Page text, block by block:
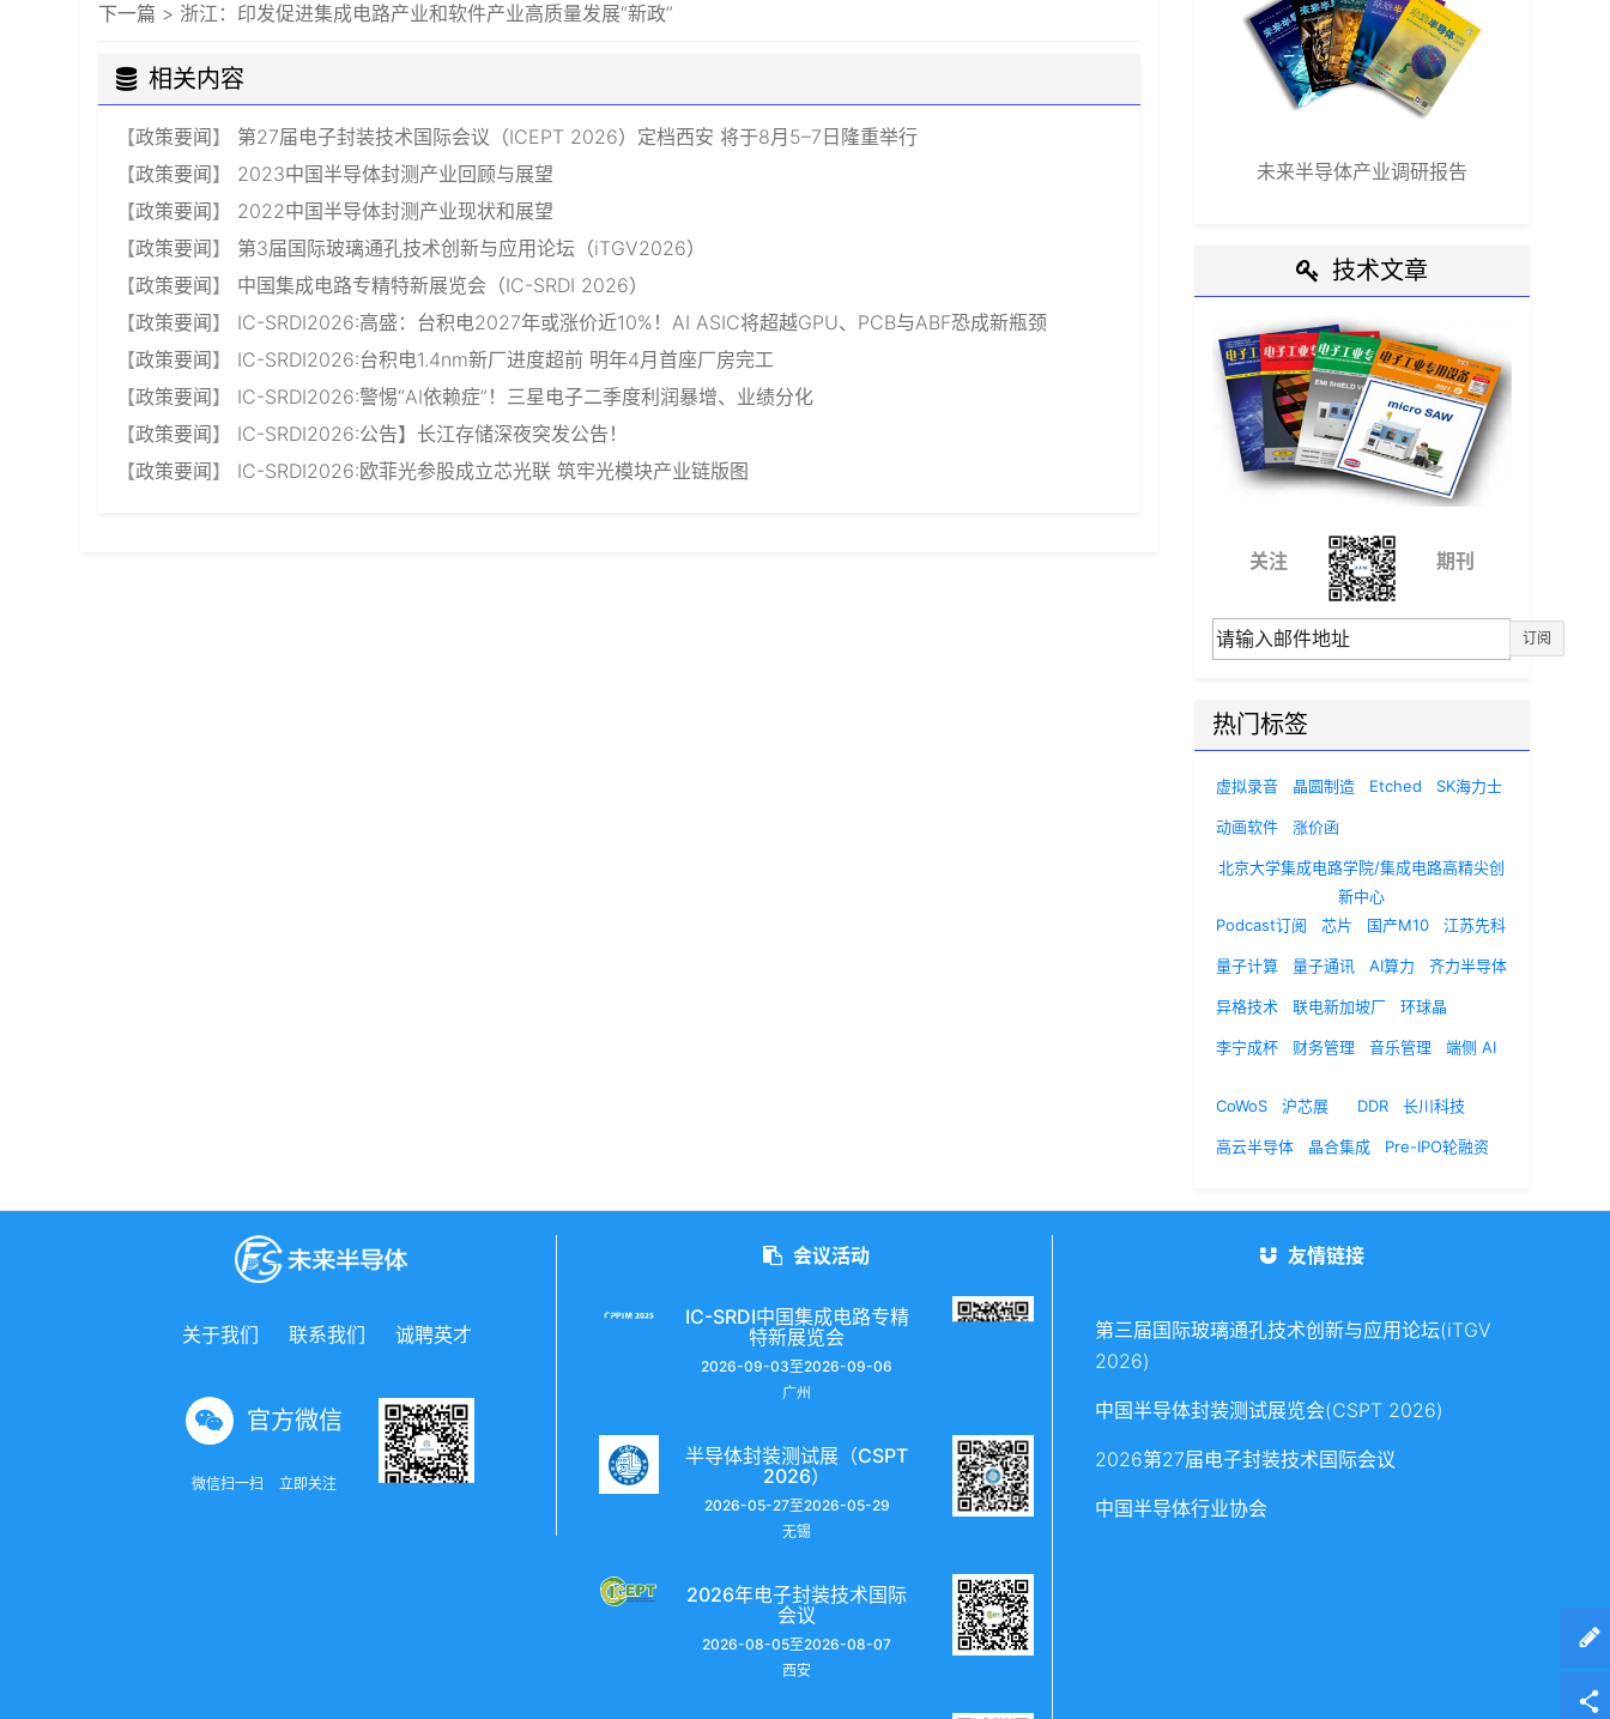
下一篇 > 浙江：印发促进集成电路产业和软件产业高质量发展“新政”
相关内容
【政策要闻】 第27届电子封装技术国际会议（ICEPT 2026）定档西安 将于8月5–7日隆重举行
【政策要闻】 2023中国半导体封测产业回顾与展望
【政策要闻】 2022中国半导体封测产业现状和展望
【政策要闻】 第3届国际玻璃通孔技术创新与应用论坛（iTGV2026）
【政策要闻】 中国集成电路专精特新展览会（IC-SRDI 2026）
【政策要闻】 IC-SRDI2026:高盛：台积电2027年或涨价近10%！AI ASIC将超越GPU、PCB与ABF恐成新瓶颈
【政策要闻】 IC-SRDI2026:台积电1.4nm新厂进度超前 明年4月首座厂房完工
【政策要闻】 IC-SRDI2026:警惕“AI依赖症”！三星电子二季度利润暴增、业绩分化
【政策要闻】 IC-SRDI2026:公告】长江存储深夜突发公告！
【政策要闻】 IC-SRDI2026:欧菲光参股成立芯光联 筑牢光模块产业链版图
未来半导体产业调研报告
技术文章
关注 期刊
订阅
热门标签
虚拟录音 晶圆制造 Etched SK海力士
动画软件 涨价函
北京大学集成电路学院/集成电路高精尖创
新中心
Podcast订阅
芯片 国产M10 江苏先科
量子计算 量子通讯 AI算力 齐力半导体
异格技术 联电新加坡厂 环球晶
李宁成杯 财务管理 音乐管理 端侧 AI
CoWoS 沪芯展 DDR 长川科技
高云半导体 晶合集成 Pre-IPO轮融资
关于我们 联系我们 诚聘英才
官方微信
微信扫一扫 立即关注
会议活动
IC-SRDI中国集成电路专精
特新展览会
2026-09-03至2026-09-06
广州
半导体封装测试展（CSPT
2026）
2026-05-27至2026-05-29
无锡
2026年电子封装技术国际
会议
2026-08-05至2026-08-07
西安
友情链接
第三届国际玻璃通孔技术创新与应用论坛(iTGV
2026)
中国半导体封装测试展览会(CSPT 2026)
2026第27届电子封装技术国际会议
中国半导体行业协会